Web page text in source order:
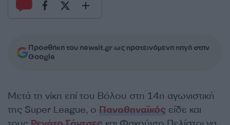
Προσθήκη του newsit.gr ως προτεινόμενη πηγή στην
Google
Μετά τη νίκη επί του Βόλου στη 14η αγωνιστική
της Super League, ο Παναθηναϊκός είδε και